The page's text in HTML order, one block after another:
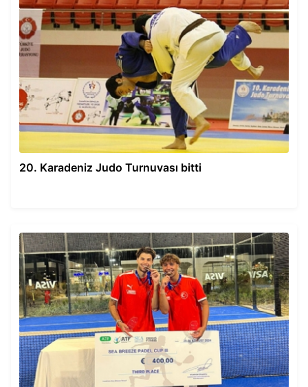
20. Karadeniz Judo Turnuvası bitti